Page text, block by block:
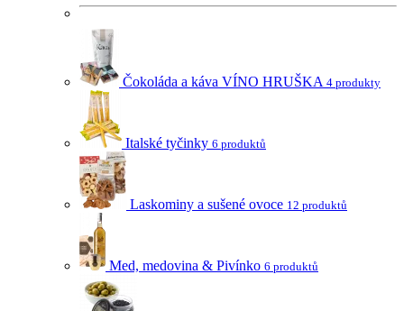
Čokoláda a káva VÍNO HRUŠKA 4 produkty
Italské tyčinky 6 produktů
Laskominy a sušené ovoce 12 produktů
Med, medovina & Pivínko 6 produktů